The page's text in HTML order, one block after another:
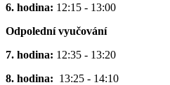
6. hodina: 12:15 - 13:00
Odpolední vyučování
7. hodina: 12:35 - 13:20
8. hodina: 13:25 - 14:10